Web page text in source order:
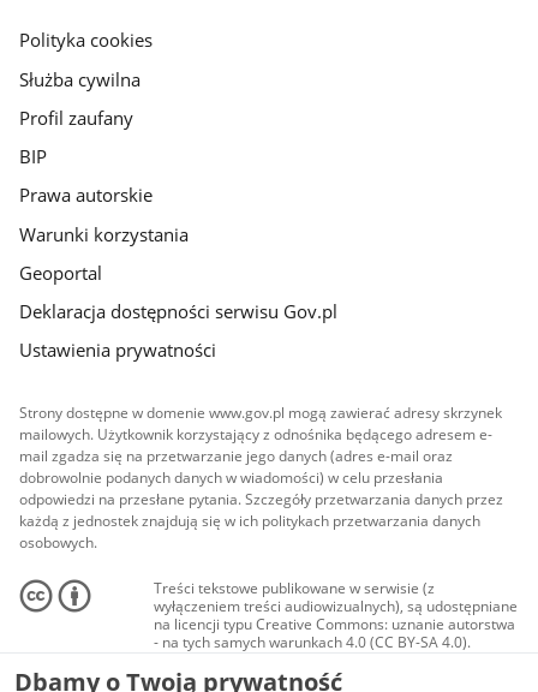
gov.pl
Polityka cookies
Służba cywilna
Profil zaufany
BIP
Prawa autorskie
Warunki korzystania
Geoportal
Deklaracja dostępności serwisu Gov.pl
Ustawienia prywatności
Strony dostępne w domenie www.gov.pl mogą zawierać adresy skrzynek
mailowych. Użytkownik korzystający z odnośnika będącego adresem e-
mail zgadza się na przetwarzanie jego danych (adres e-mail oraz
dobrowolnie podanych danych w wiadomości) w celu przesłania
odpowiedzi na przesłane pytania. Szczegóły przetwarzania danych przez
każdą z jednostek znajdują się w ich politykach przetwarzania danych
osobowych.
Treści tekstowe publikowane w serwisie (z
wyłączeniem treści audiowizualnych), są udostępniane
na licencji typu Creative Commons: uznanie autorstwa
- na tych samych warunkach 4.0 (CC BY-SA 4.0).
Materiały audiowizualne, w tym zdjęcia, materiały
audio i wideo, są udostępniane na licencji typu
Dbamy o Twoją prywatność